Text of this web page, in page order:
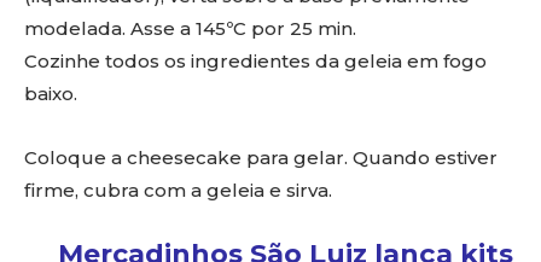
modelada. Asse a 145ºC por 25 min.
Cozinhe todos os ingredientes da geleia em fogo
baixo.
Coloque a cheesecake para gelar. Quando estiver
firme, cubra com a geleia e sirva.
Mercadinhos São Luiz lança kits